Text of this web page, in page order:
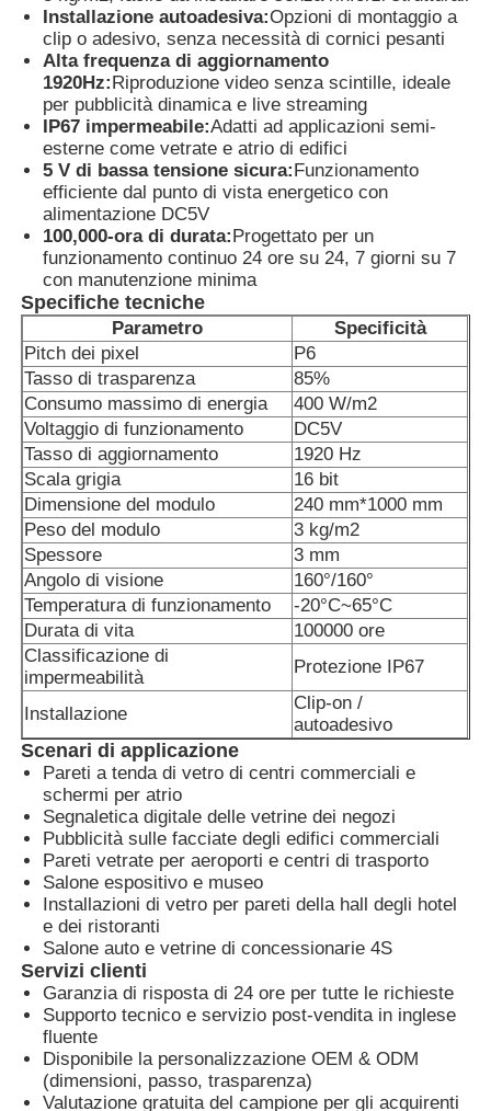
Display a mesh a LED
Schermo del film trasparente a LED
Display LED trasparente
Schermo LED Volante per Droni
schermo a led olografico
Schermo della griglia a LED
Schermo di visualizzazione trasparente
Installazione autoadesiva:Opzioni di montaggio a
clip o adesivo, senza necessità di cornici pesanti
Alta frequenza di aggiornamento
1920Hz:Riproduzione video senza scintille, ideale
per pubblicità dinamica e live streaming
IP67 impermeabile:Adatti ad applicazioni semi-
esterne come vetrate e atrio di edifici
5 V di bassa tensione sicura:Funzionamento
efficiente dal punto di vista energetico con
alimentazione DC5V
100,000-ora di durata:Progettato per un
funzionamento continuo 24 ore su 24, 7 giorni su 7
con manutenzione minima
Specifiche tecniche
Parametro
Specificità
Pitch dei pixel
P6
Tasso di trasparenza
85%
Consumo massimo di energia
400 W/m2
Voltaggio di funzionamento
DC5V
Tasso di aggiornamento
1920 Hz
Scala grigia
16 bit
Dimensione del modulo
240 mm*1000 mm
Peso del modulo
3 kg/m2
Spessore
3 mm
Angolo di visione
160°/160°
Temperatura di funzionamento
-20°C~65°C
Durata di vita
100000 ore
Classificazione di
impermeabilità
Protezione IP67
Installazione
Clip-on /
autoadesivo
Scenari di applicazione
Pareti a tenda di vetro di centri commerciali e
schermi per atrio
Segnaletica digitale delle vetrine dei negozi
Pubblicità sulle facciate degli edifici commerciali
Pareti vetrate per aeroporti e centri di trasporto
Salone espositivo e museo
Installazioni di vetro per pareti della hall degli hotel
e dei ristoranti
Salone auto e vetrine di concessionarie 4S
Servizi clienti
Garanzia di risposta di 24 ore per tutte le richieste
Supporto tecnico e servizio post-vendita in inglese
fluente
Disponibile la personalizzazione OEM & ODM
(dimensioni, passo, trasparenza)
Valutazione gratuita del campione per gli acquirenti